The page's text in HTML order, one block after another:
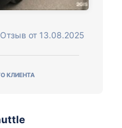
от 13.08.2025
КЛИЕНТА